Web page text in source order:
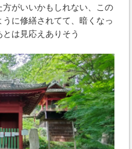
がいいかもしれない、この
に修繕されてて、暗くなっ
は見応えありそう